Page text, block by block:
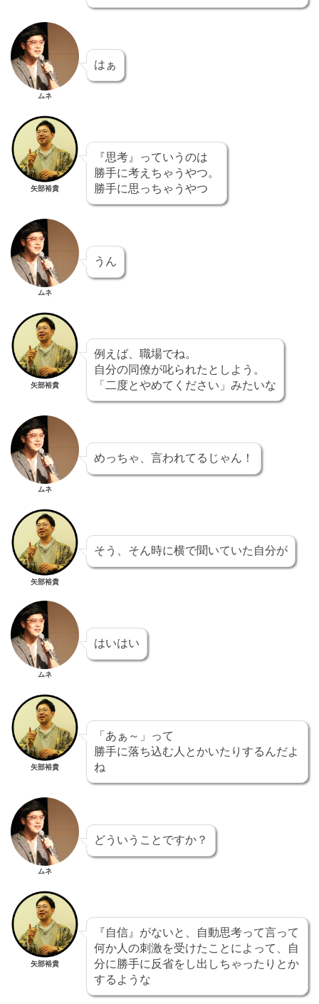
ムネ
はぁ
矢部裕貴
『思考』っていうのは
勝手に考えちゃうやつ。
勝手に思っちゃうやつ
ムネ
うん
矢部裕貴
例えば、職場でね。
自分の同僚が叱られたとしよう。
「二度とやめてください」みたいな
ムネ
めっちゃ、言われてるじゃん！
矢部裕貴
そう、そん時に横で聞いていた自分が
ムネ
はいはい
矢部裕貴
「あぁ～」って
勝手に落ち込む人とかいたりするんだよ
ね
ムネ
どういうことですか？
矢部裕貴
『自信』がないと、自動思考って言って
何か人の刺激を受けたことによって、自
分に勝手に反省をし出しちゃったりとか
するような